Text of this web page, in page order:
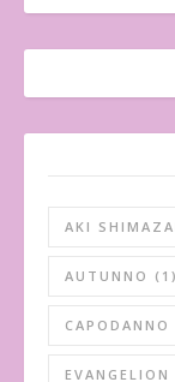
AKI
AUTUNNO (1)
CAPODANNO
EVANGELION